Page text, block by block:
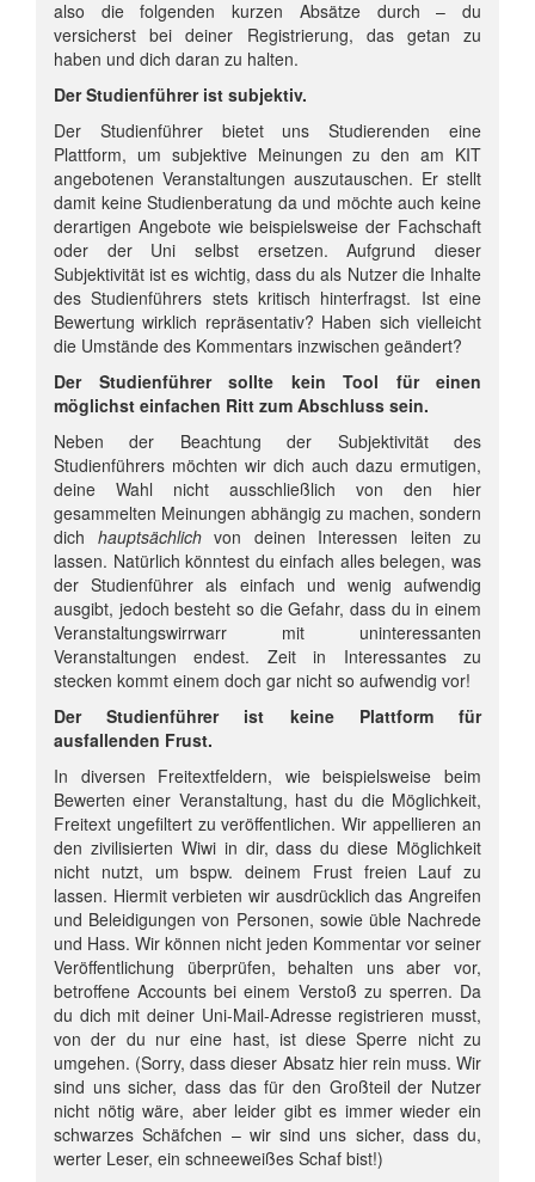
also die folgenden kurzen Absätze durch – du
versicherst bei deiner Registrierung, das getan zu
haben und dich daran zu halten.
Der Studienführer ist subjektiv.
Der Studienführer bietet uns Studierenden eine
Plattform, um subjektive Meinungen zu den am KIT
angebotenen Veranstaltungen auszutauschen. Er stellt
damit keine Studienberatung da und möchte auch keine
derartigen Angebote wie beispielsweise der Fachschaft
oder der Uni selbst ersetzen. Aufgrund dieser
Subjektivität ist es wichtig, dass du als Nutzer die Inhalte
des Studienführers stets kritisch hinterfragst. Ist eine
Bewertung wirklich repräsentativ? Haben sich vielleicht
die Umstände des Kommentars inzwischen geändert?
Der Studienführer sollte kein Tool für einen
möglichst einfachen Ritt zum Abschluss sein.
Neben der Beachtung der Subjektivität des
Studienführers möchten wir dich auch dazu ermutigen,
deine Wahl nicht ausschließlich von den hier
gesammelten Meinungen abhängig zu machen, sondern
dich hauptsächlichvon deinen Interessen leiten zu
lassen. Natürlich könntest du einfach alles belegen, was
der Studienführer als einfach und wenig aufwendig
ausgibt, jedoch besteht so die Gefahr, dass du in einem
Veranstaltungswirrwarr mit uninteressanten
Veranstaltungen endest. Zeit in Interessantes zu
stecken kommt einem doch gar nicht so aufwendig vor!
Der Studienführer ist keine Plattform für
ausfallenden Frust.
In diversen Freitextfeldern, wie beispielsweise beim
Bewerten einer Veranstaltung, hast du die Möglichkeit,
Freitext ungefiltert zu veröffentlichen. Wir appellieren an
den zivilisierten Wiwi in dir, dass du diese Möglichkeit
nicht nutzt, um bspw. deinem Frust freien Lauf zu
lassen. Hiermit verbieten wir ausdrücklich das Angreifen
und Beleidigungen von Personen, sowie üble Nachrede
und Hass. Wir können nicht jeden Kommentar vor seiner
Veröffentlichung überprüfen, behalten uns aber vor,
betroffene Accounts bei einem Verstoß zu sperren. Da
du dich mit deiner Uni-Mail-Adresse registrieren musst,
von der du nur eine hast, ist diese Sperre nicht zu
umgehen. (Sorry, dass dieser Absatz hier rein muss. Wir
sind uns sicher, dass das für den Großteil der Nutzer
nicht nötig wäre, aber leider gibt es immer wieder ein
schwarzes Schäfchen – wir sind uns sicher, dass du,
werter Leser, ein schneeweißes Schaf bist!)